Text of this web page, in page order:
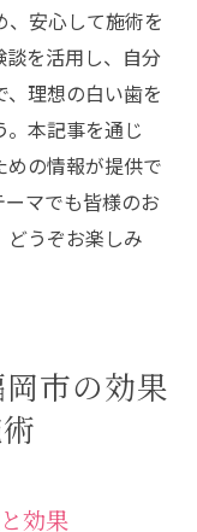
、安心して施術を
を活用し、自分
理想の白い歯を
本記事を通じ
の情報が提供で
マでも皆様のお
うぞお楽しみ
市の効果
効果